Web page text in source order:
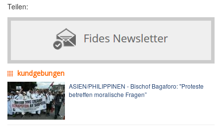
Teilen:
kundgebungen
ASIEN/PHILIPPINEN - Bischof Bagaforo: "Proteste
betreffen moralische Fragen”